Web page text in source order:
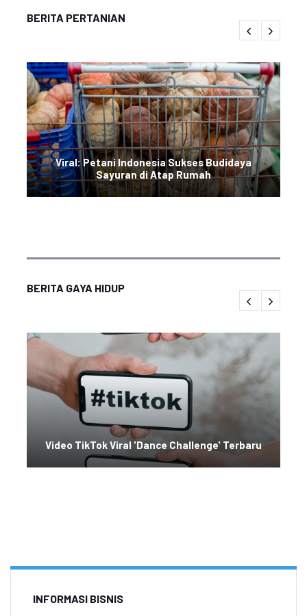
BERITA PERTANIAN
Viral: Petani Indonesia Sukses Budidaya
Sayuran di Atap Rumah
BERITA GAYA HIDUP
Video TikTok Viral 'Dance Challenge' Terbaru
INFORMASI BISNIS